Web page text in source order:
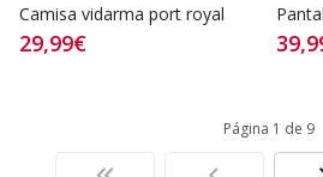
Camisa vidarma port royal
29,99€
Página 1 de 9